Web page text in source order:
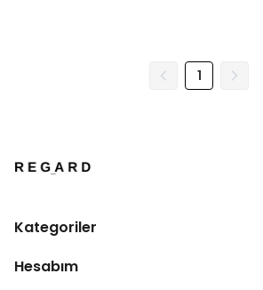
1
Kategoriler
Hesabım